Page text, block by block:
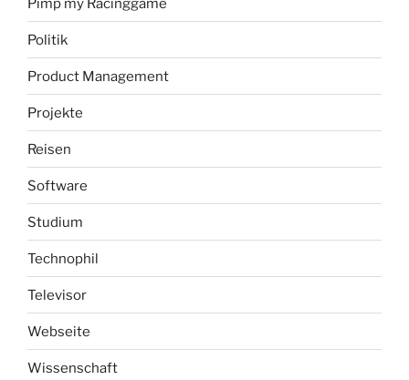
Pimp my Racinggame
Politik
Product Management
Projekte
Reisen
Software
Studium
Technophil
Televisor
Webseite
Wissenschaft